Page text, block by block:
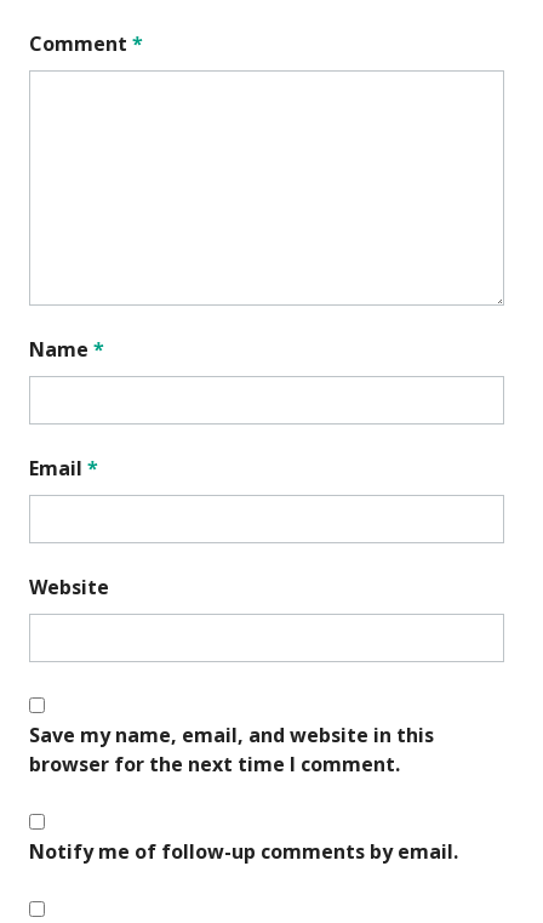
Comment *
Name *
Email *
Website
Save my name, email, and website in this
browser for the next time I comment.
Notify me of follow-up comments by email.